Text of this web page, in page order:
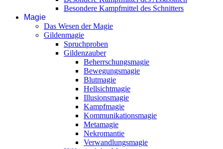
Besondere Kampfmittel des Schnitters
Magie
Das Wesen der Magie
Gildenmagie
Spruchproben
Gildenzauber
Beherrschungsmagie
Bewegungsmagie
Blutmagie
Hellsichtmagie
Illusionsmagie
Kampfmagie
Kommunikationsmagie
Metamagie
Nekromantie
Verwandlungsmagie